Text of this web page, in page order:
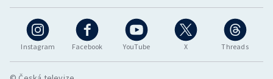
Instagram Facebook YouTube X Threads